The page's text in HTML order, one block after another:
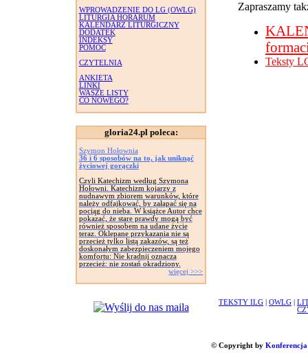
WPROWADZENIE DO LG (OWLG)
LITURGIA HORARUM
KALENDARZ LITURGICZNY
DODATEK
INDEKSY
POMOC
CZYTELNIA
ANKIETA
LINKI
WASZE LISTY
CO NOWEGO?
gloria24.pl poleca:
Szymon Hołownia
36 i 6 sposobów na to, jak uniknąć
życiowej gorączki
Czyli Katechizm według Szymona
Hołowni. Katechizm kojarzy z
nudnawym zbiorem warunków, które
należy odfajkować, by załapać się na
pociąg do nieba. W książce Autor chce
pokazać, że stare prawdy mogą być
również sposobem na udane życie
teraz. Oklepane przykazania nie są
przecież tylko listą zakazów, są też
doskonałym zabezpieczeniem mojego
komfortu: Nie kradnij oznacza
przecież: nie zostań okradziony.
więcej >>>
Zapraszamy
Teksty
TEKSTY ILG OWLG
© Copyright by Konferencja